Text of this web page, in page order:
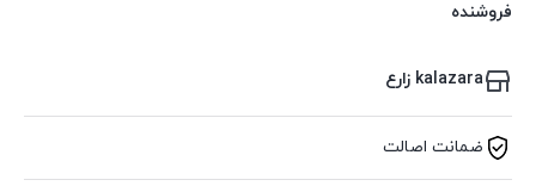
فروشنده
kalazara زارع
ضمانت اصالت